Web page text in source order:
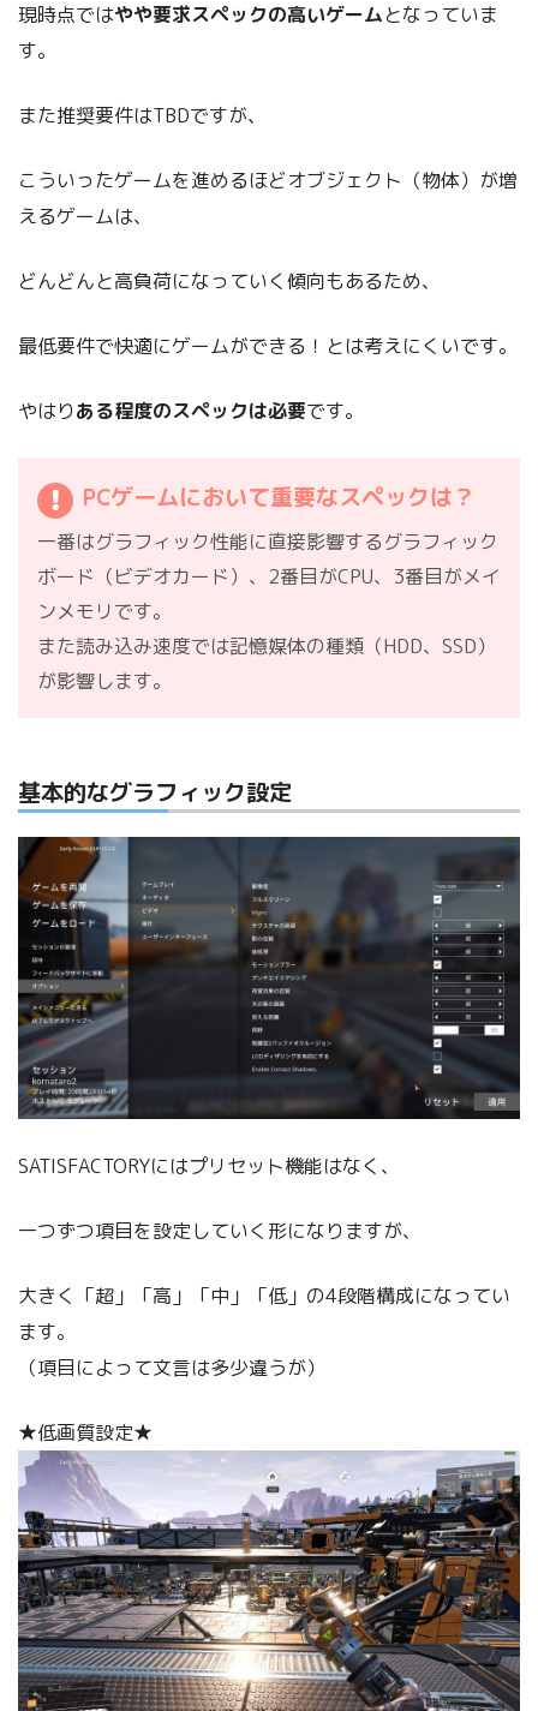
現時点ではやや要求スペックの高いゲームとなっていま
す。
また推奨要件はTBDですが、
こういったゲームを進めるほどオブジェクト（物体）が増
えるゲームは、
どんどんと高負荷になっていく傾向もあるため、
最低要件で快適にゲームができる！とは考えにくいです。
やはりある程度のスペックは必要です。
PCゲームにおいて重要なスペックは？
一番はグラフィック性能に直接影響するグラフィック
ボード（ビデオカード）、2番目がCPU、3番目がメイ
ンメモリです。
また読み込み速度では記憶媒体の種類（HDD、SSD）
が影響します。
基本的なグラフィック設定
SATISFACTORYにはプリセット機能はなく、
一つずつ項目を設定していく形になりますが、
大きく「超」「高」「中」「低」の4段階構成になってい
ます。
（項目によって文言は多少違うが）
★低画質設定★